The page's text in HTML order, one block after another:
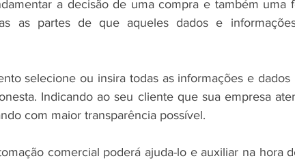
a decisão de uma compra e também uma
as partes de que aqueles dados e
selecione ou insira todas as informações e
Indicando ao seu cliente que sua empresa
com maior transparência possível.
comercial poderá ajuda-lo e auxiliar na hora